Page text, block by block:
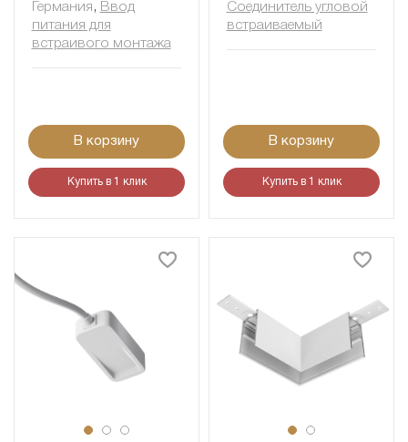
Германия , Ввод
питания для
встраивого монтажа
В корзину
Купить в 1 клик
Соединитель угловой
встраиваемый
В корзину
Купить в 1 клик